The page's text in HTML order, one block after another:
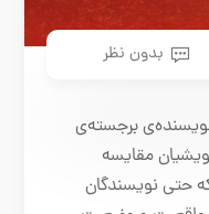
بدون نظر
نویسنده‌ی برجسته‌ی
مقایسه
حتی نویسندگان